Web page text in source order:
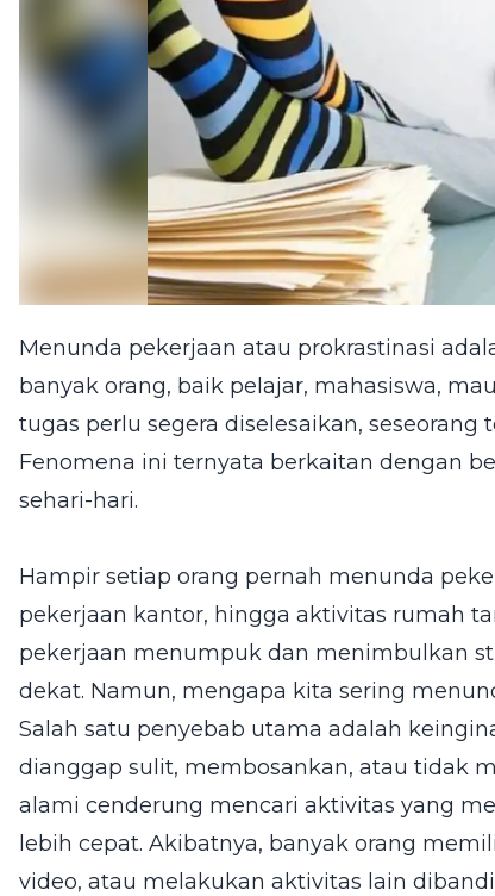
Menunda pekerjaan atau prokrastinasi
banyak orang, baik pelajar, mahasiswa,
tugas perlu segera diselesaikan,
Fenomena ini ternyata berkaitan dengan
sehari-hari.
Hampir setiap orang pernah menunda
pekerjaan kantor, hingga aktivitas rumah
pekerjaan menumpuk dan menimbulkan
dekat. Namun, mengapa kita sering
Salah satu penyebab utama adalah
dianggap sulit, membosankan, atau tidak
alami cenderung mencari aktivitas yang
lebih cepat. Akibatnya, banyak orang
video, atau melakukan aktivitas lain